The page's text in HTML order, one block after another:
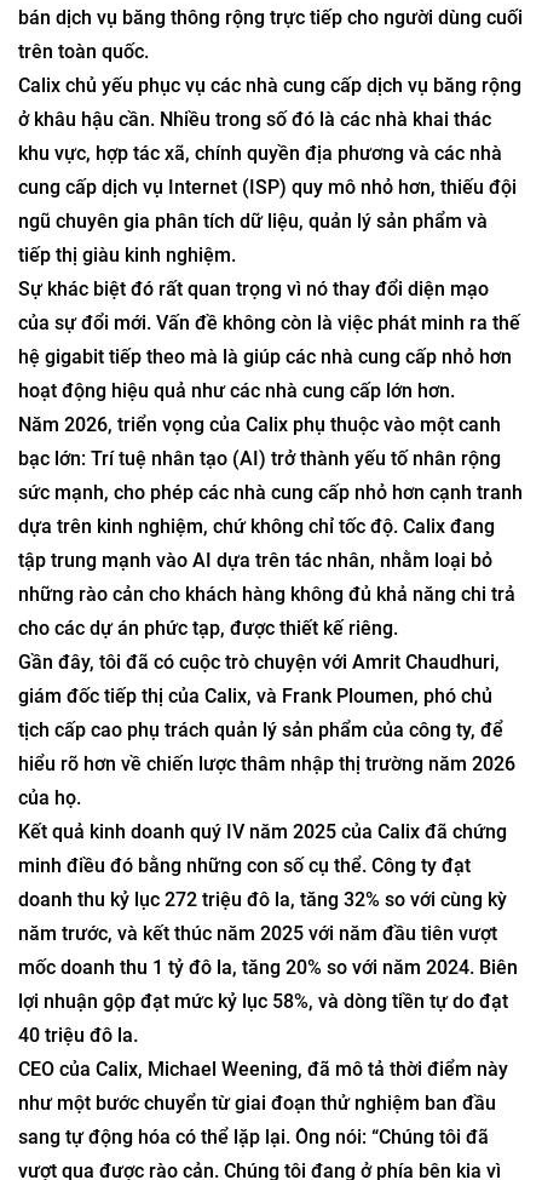
bán dịch vụ băng thông rộng trực tiếp cho người dùng cuối
trên toàn quốc.
Calix chủ yếu phục vụ các nhà cung cấp dịch vụ băng rộng
ở khâu hậu cần. Nhiều trong số đó là các nhà khai thác
khu vực, hợp tác xã, chính quyền địa phương và các nhà
cung cấp dịch vụ Internet (ISP) quy mô nhỏ hơn, thiếu đội
ngũ chuyên gia phân tích dữ liệu, quản lý sản phẩm và
tiếp thị giàu kinh nghiệm.
Sự khác biệt đó rất quan trọng vì nó thay đổi diện mạo
của sự đổi mới. Vấn đề không còn là việc phát minh ra thế
hệ gigabit tiếp theo mà là giúp các nhà cung cấp nhỏ hơn
hoạt động hiệu quả như các nhà cung cấp lớn hơn.
Năm 2026, triển vọng của Calix phụ thuộc vào một canh
bạc lớn: Trí tuệ nhân tạo (AI) trở thành yếu tố nhân rộng
sức mạnh, cho phép các nhà cung cấp nhỏ hơn cạnh tranh
dựa trên kinh nghiệm, chứ không chỉ tốc độ. Calix đang
tập trung mạnh vào AI dựa trên tác nhân, nhằm loại bỏ
những rào cản cho khách hàng không đủ khả năng chi trả
cho các dự án phức tạp, được thiết kế riêng.
Gần đây, tôi đã có cuộc trò chuyện với Amrit Chaudhuri,
giám đốc tiếp thị của Calix, và Frank Ploumen, phó chủ
tịch cấp cao phụ trách quản lý sản phẩm của công ty, để
hiểu rõ hơn về chiến lược thâm nhập thị trường năm 2026
của họ.
Kết quả kinh doanh quý IV năm 2025 của Calix đã chứng
minh điều đó bằng những con số cụ thể. Công ty đạt
doanh thu kỷ lục 272 triệu đô la, tăng 32% so với cùng kỳ
năm trước, và kết thúc năm 2025 với năm đầu tiên vượt
mốc doanh thu 1 tỷ đô la, tăng 20% ​​so với năm 2024. Biên
lợi nhuận gộp đạt mức kỷ lục 58%, và dòng tiền tự do đạt
40 triệu đô la.
CEO của Calix, Michael Weening, đã mô tả thời điểm này
như một bước chuyển từ giai đoạn thử nghiệm ban đầu
sang tự động hóa có thể lặp lại. Ông nói: “Chúng tôi đã
vượt qua được rào cản. Chúng tôi đang ở phía bên kia vì